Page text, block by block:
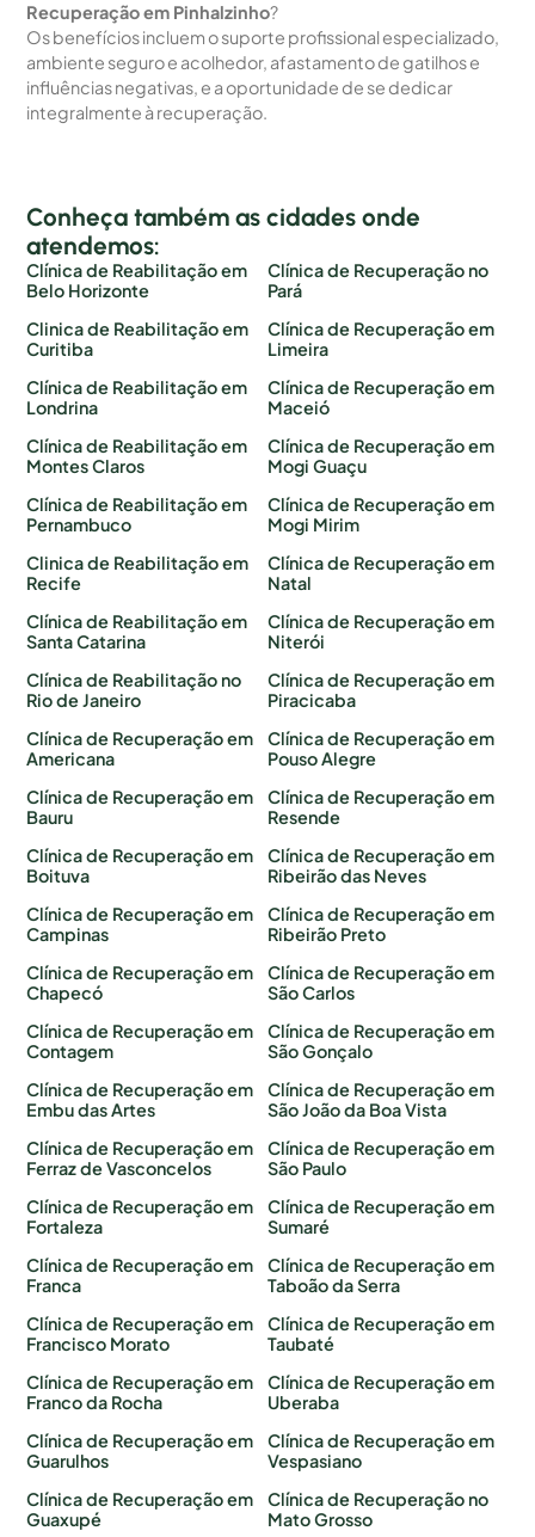
Recuperação em Pinhalzinho?
Os benefícios incluem o suporte profissional especializado,
ambiente seguro e acolhedor, afastamento de gatilhos e
influências negativas, e a oportunidade de se dedicar
integralmente à recuperação.
Conheça também as cidades onde
atendemos:
Clínica de Reabilitação em
Belo Horizonte
Clinica de Reabilitação em
Curitiba
Clínica de Reabilitação em
Londrina
Clínica de Reabilitação em
Montes Claros
Clínica de Reabilitação em
Pernambuco
Clinica de Reabilitação em
Recife
Clínica de Reabilitação em
Santa Catarina
Clínica de Reabilitação no
Rio de Janeiro
Clínica de Recuperação em
Americana
Clínica de Recuperação em
Bauru
Clínica de Recuperação em
Boituva
Clínica de Recuperação em
Campinas
Clínica de Recuperação em
Chapecó
Clínica de Recuperação em
Contagem
Clínica de Recuperação em
Embu das Artes
Clínica de Recuperação em
Ferraz de Vasconcelos
Clínica de Recuperação em
Fortaleza
Clínica de Recuperação em
Franca
Clínica de Recuperação em
Francisco Morato
Clínica de Recuperação em
Franco da Rocha
Clínica de Recuperação em
Guarulhos
Clínica de Recuperação em
Guaxupé
Clínica de Recuperação no
Pará
Clínica de Recuperação em
Limeira
Clínica de Recuperação em
Maceió
Clínica de Recuperação em
Mogi Guaçu
Clínica de Recuperação em
Mogi Mirim
Clínica de Recuperação em
Natal
Clínica de Recuperação em
Niterói
Clínica de Recuperação em
Piracicaba
Clínica de Recuperação em
Pouso Alegre
Clínica de Recuperação em
Resende
Clínica de Recuperação em
Ribeirão das Neves
Clínica de Recuperação em
Ribeirão Preto
Clínica de Recuperação em
São Carlos
Clínica de Recuperação em
São Gonçalo
Clínica de Recuperação em
São João da Boa Vista
Clínica de Recuperação em
São Paulo
Clínica de Recuperação em
Sumaré
Clínica de Recuperação em
Taboão da Serra
Clínica de Recuperação em
Taubaté
Clínica de Recuperação em
Uberaba
Clínica de Recuperação em
Vespasiano
Clínica de Recuperação no
Mato Grosso